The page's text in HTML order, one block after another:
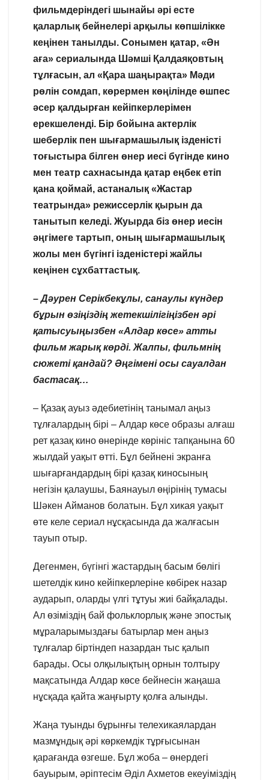
фильмдеріндегі шынайы әрі есте
қаларлық бейнелері арқылы көпшілікке
кеңінен танылды. Сонымен қатар, «Ән
аға» сериалында Шәмші Қалдаяқовтың
тұлғасын, ал «Қара шаңырақта» Мәди
рөлін сомдап, көрермен көңілінде өшпес
әсер қалдырған кейіпкерлерімен
ерекшеленді. Бір бойына актерлік
шеберлік пен шығармашылық ізденісті
тоғыстыра білген өнер иесі бүгінде кино
мен театр сахнасында қатар еңбек етіп
қана қоймай, астаналық «Жастар
театрында» режиссерлік қырын да
танытып келеді. Жуырда біз өнер иесін
әңгімеге тартып, оның шығармашылық
жолы мен бүгінгі ізденістері жайлы
кеңінен сұхбаттастық.
– Дәурен Серікбекұлы, санаулы күндер
бұрын өзіңіздің жетекшілігіңізбен әрі
қатысуыңызбен «Алдар көсе» атты
фильм жарық көрді. Жалпы, фильмнің
сюжеті қандай? Әңгімені осы сауалдан
бастасақ…
– Қазақ ауыз әдебиетінің танымал аңыз
тұлғалардың бірі – Алдар көсе образы алғаш
рет қазақ кино өнерінде көрініс тапқанына 60
жылдай уақыт өтті. Бұл бейнені экранға
шығарғандардың бірі қазақ киносының
негізін қалаушы, Баянауыл өңірінің тумасы
Шәкен Айманов болатын. Бұл хикая уақыт
өте келе сериал нұсқасында да жалғасын
тауып отыр.
Дегенмен, бүгінгі жастардың басым бөлігі
шетелдік кино кейіпкерлеріне көбірек назар
аударып, оларды үлгі тұтуы жиі байқалады.
Ал өзіміздің бай фольклорлық және эпостық
мұраларымыздағы батырлар мен аңыз
тұлғалар біртіндеп назардан тыс қалып
барады. Осы олқылықтың орнын толтыру
мақсатында Алдар көсе бейнесін жаңаша
нұсқада қайта жаңғырту қолға алынды.
Жаңа туынды бұрынғы телехикаялардан
мазмұндық әрі көркемдік тұрғысынан
қарағанда өзгеше. Бұл жоба – өнердегі
бауырым, әріптесім Әділ Ахметов екеуіміздің